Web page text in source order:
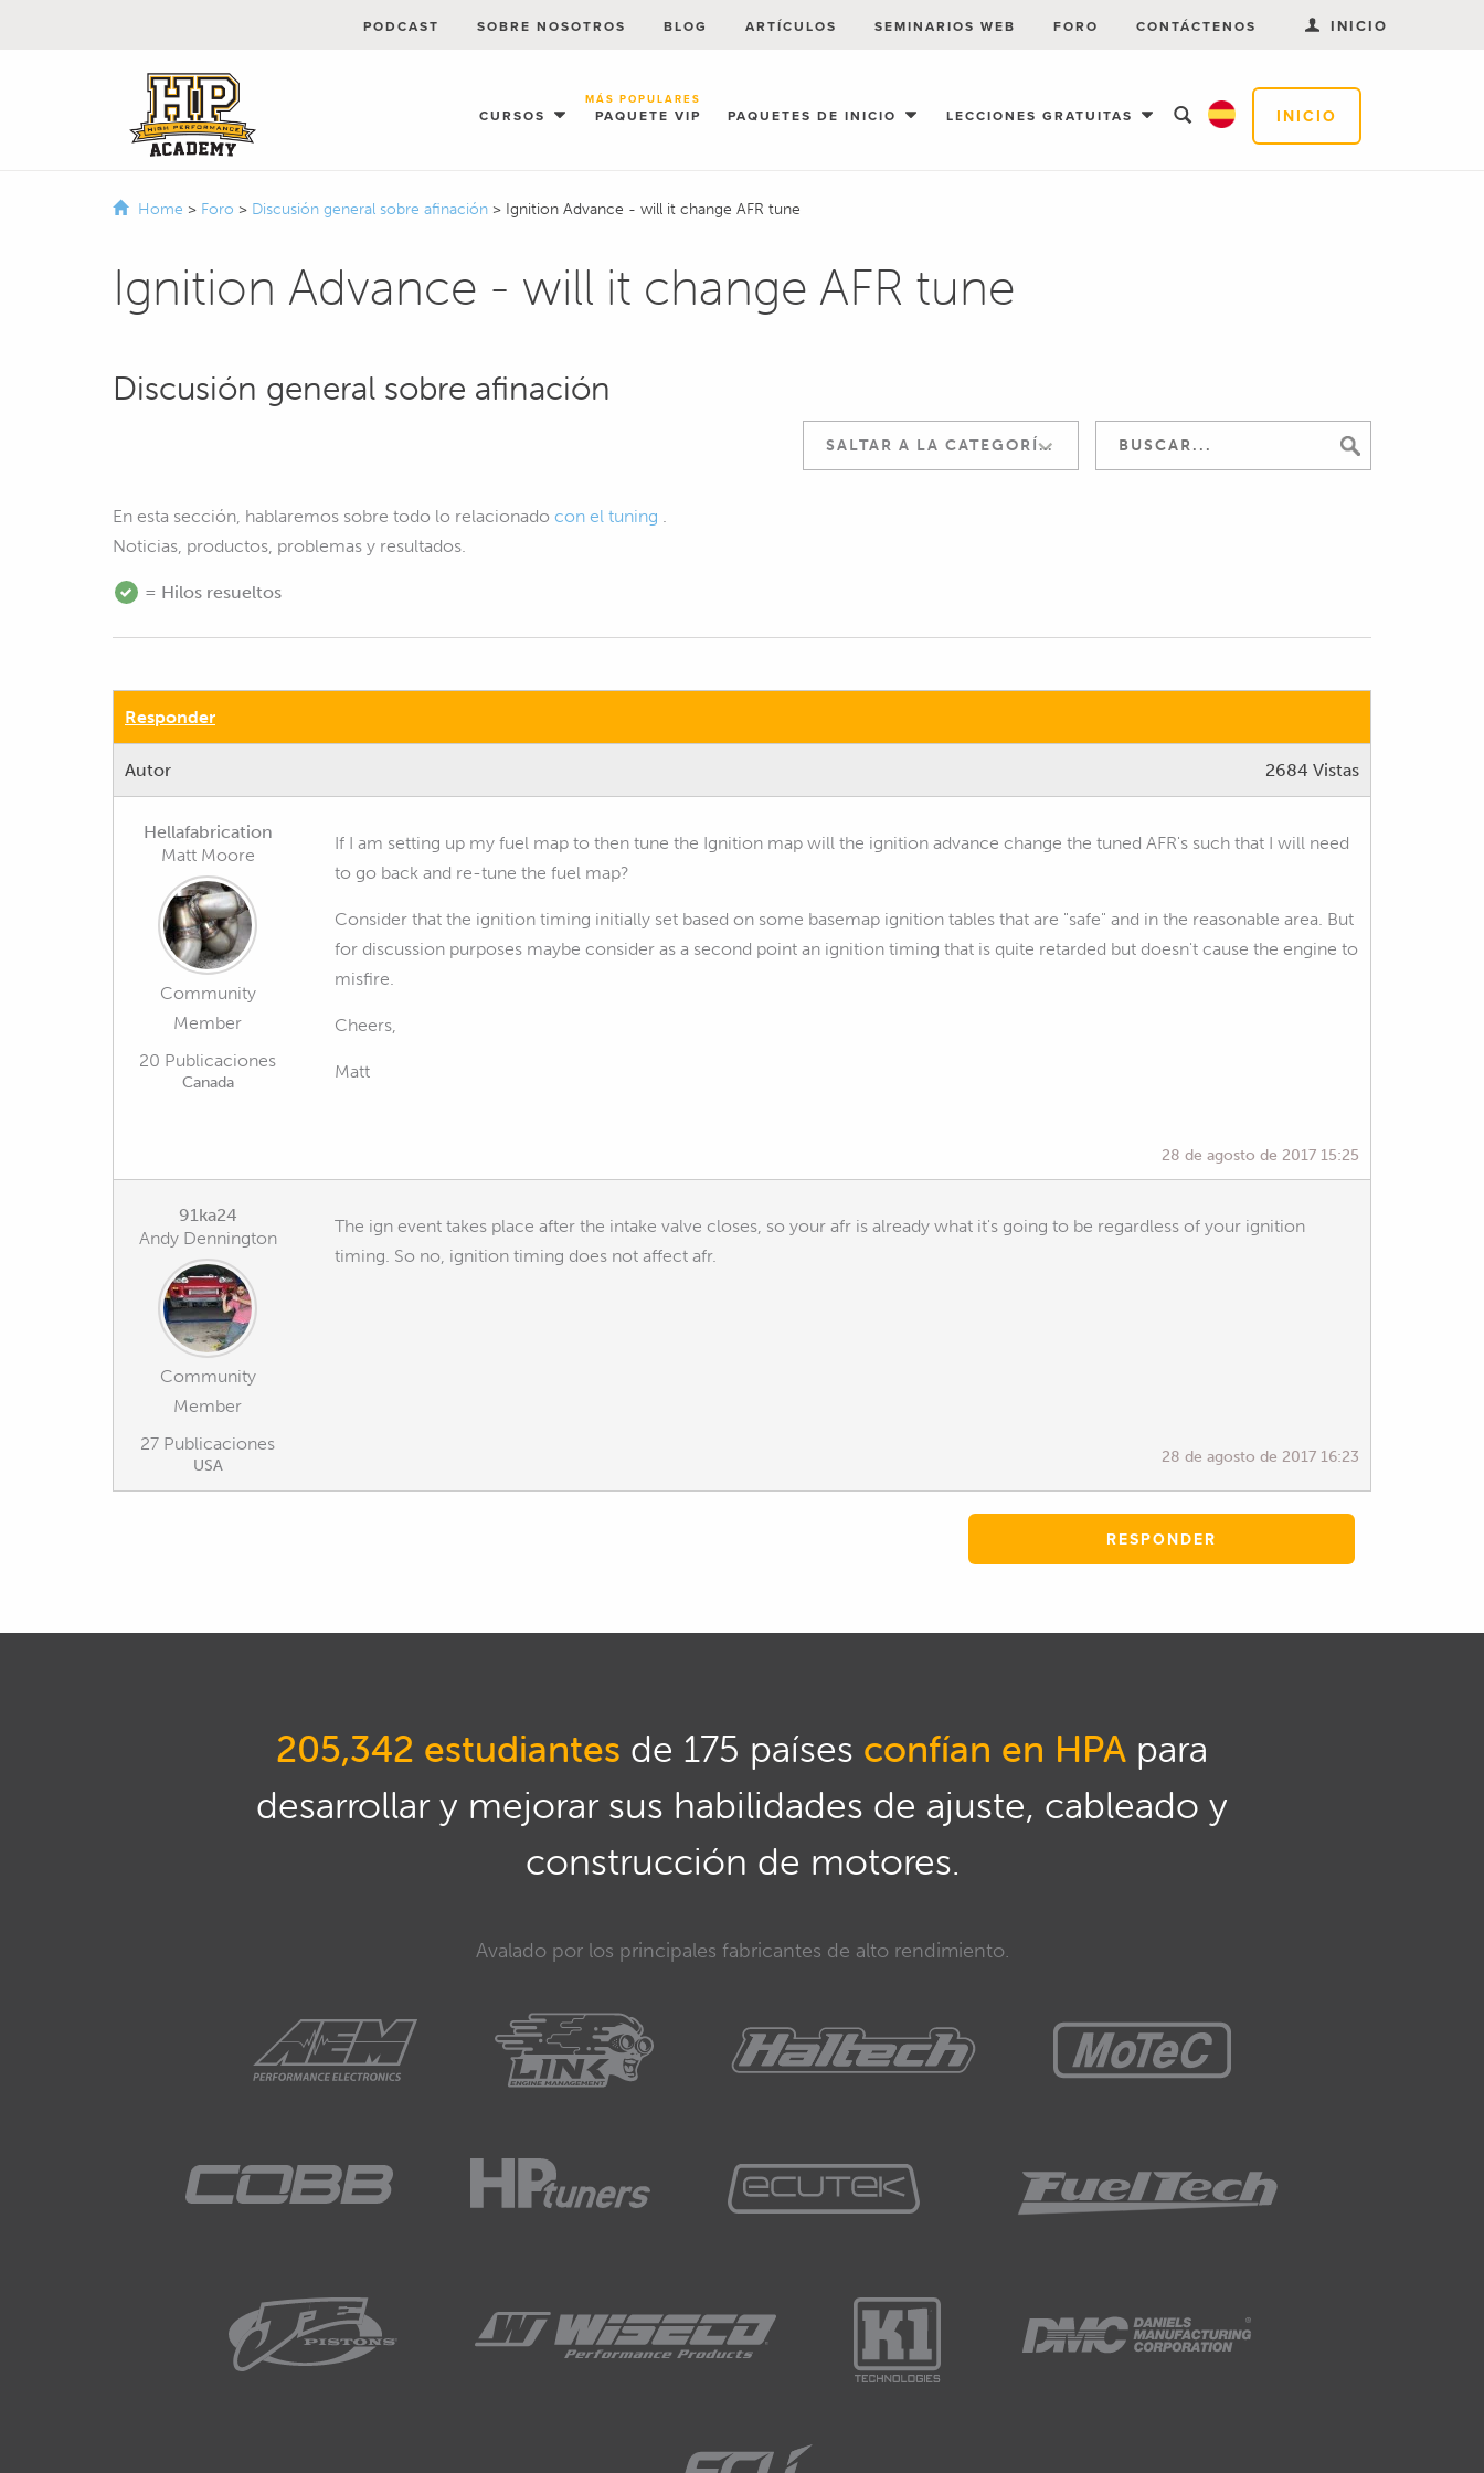
INICIO
CURSOS PAQUETE VIP
MÁS POPULARES
PAQUETES DE INICIO LECCIONES GRATUITAS
PODCAST SOBRE NOSOTROS BLOG ARTÍCULOS SEMINARIOS WEB FORO CONTÁCTENOS INICIO
Home > Foro > Discusión general sobre afinación > Ignition Advance - will it change AFR tune
Ignition Advance - will it change AFR tune
Discusión general sobre afinación
SALTAR A LA CATEGORÍA:
En esta sección, hablaremos sobre todo lo relacionado con el tuning .
Noticias, productos, problemas y resultados.
= Hilos resueltos
Responder
Autor 2684 Vistas
Hellafabrication
Matt Moore
Community
Member
20 Publicaciones
Canada
If I am setting up my fuel map to then tune the Ignition map will the ignition advance change the tuned AFR's such that I will need
to go back and re-tune the fuel map?
Consider that the ignition timing initially set based on some basemap ignition tables that are "safe" and in the reasonable area. But
for discussion purposes maybe consider as a second point an ignition timing that is quite retarded but doesn't cause the engine to
misfire.
Cheers,
Matt
28 de agosto de 2017 15:25
91ka24
Andy Dennington
Community
Member
27 Publicaciones
USA
The ign event takes place after the intake valve closes, so your afr is already what it's going to be regardless of your ignition
timing. So no, ignition timing does not affect afr.
28 de agosto de 2017 16:23
RESPONDER
205,342 estudiantes de 175 países confían en HPA para
desarrollar y mejorar sus habilidades de ajuste, cableado y
construcción de motores.
Avalado por los principales fabricantes de alto rendimiento.